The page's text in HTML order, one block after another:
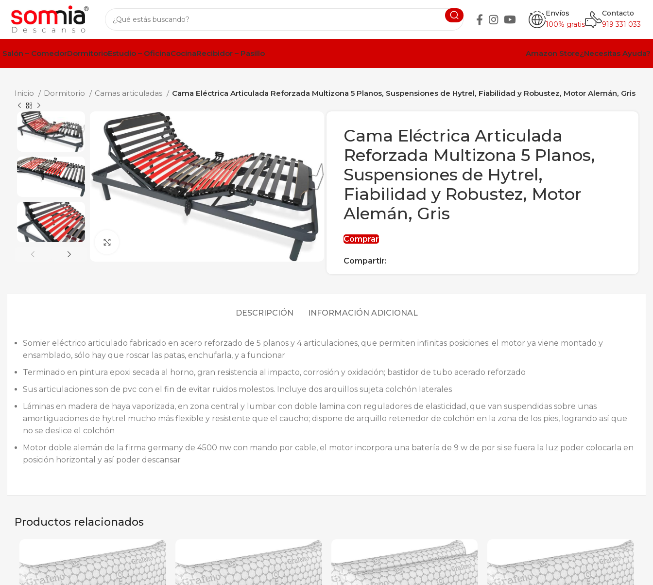
Envíos
100% gratis
Contacto
919 331 033
Salón – ComedorDormitorioEstudio – OficinaCocinaRecibidor – Pasillo Amazon Store¿Necesitas Ayuda?
Inicio Dormitorio Camas articuladas Cama Eléctrica Articulada Reforzada Multizona 5 Planos, Suspensiones de Hytrel, Fiabilidad y Robustez, Motor Alemán, Gris
Cama Eléctrica Articulada
Reforzada Multizona 5 Planos,
Suspensiones de Hytrel,
Fiabilidad y Robustez, Motor
Alemán, Gris
Comprar
Compartir:
DESCRIPCIÓN INFORMACIÓN ADICIONAL
Somier eléctrico articulado fabricado en acero reforzado de 5 planos y 4 articulaciones, que permiten infinitas posiciones; el motor ya viene montado y
ensamblado, sólo hay que roscar las patas, enchufarla, y a funcionar
Terminado en pintura epoxi secada al horno, gran resistencia al impacto, corrosión y oxidación; bastidor de tubo acerado reforzado
Sus articulaciones son de pvc con el fin de evitar ruidos molestos. Incluye dos arquillos sujeta colchón laterales
Láminas en madera de haya vaporizada, en zona central y lumbar con doble lamina con reguladores de elasticidad, que van suspendidas sobre unas
amortiguaciones de hytrel mucho más flexible y resistente que el caucho; dispone de arquillo retenedor de colchón en la zona de los pies, logrando así que
no se deslice el colchón
Motor doble alemán de la firma germany de 4500 nw con mando por cable, el motor incorpora una batería de 9 w de por si se fuera la luz poder colocarla en
posición horizontal y así poder descansar
Productos relacionados